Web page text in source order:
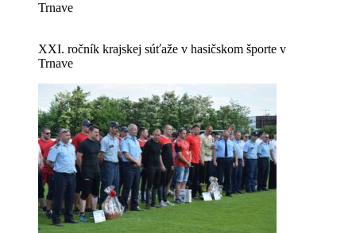
Trnave
XXI. ročník krajskej súťaže v hasičskom športe v
Trnave